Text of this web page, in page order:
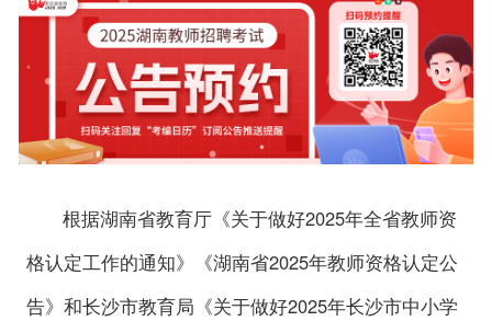
根据湖南省教育厅《关于做好2025年全省教师资
格认定工作的通知》《湖南省2025年教师资格认定公
告》和长沙市教育局《关于做好2025年长沙市中小学